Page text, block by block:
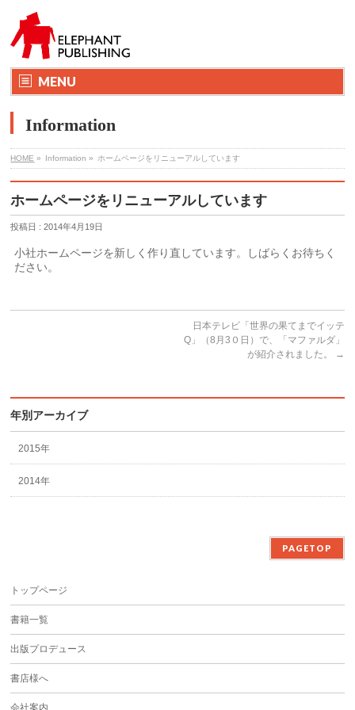
MENU
Information
HOME » Information » ホームページをリニューアルしています
ホームページをリニューアルしています
投稿日 : 2014年4月19日
小社ホームページを新しく作り直しています。しばらくお待ちく
ださい。
日本テレビ「世界の果てまでイッテ
Q」（8月3０日）で、「マファルダ」
が紹介されました。
→
年別アーカイブ
2015年
2014年
PAGETOP
トップページ
書籍一覧
出版プロデュース
書店様へ
会社案内